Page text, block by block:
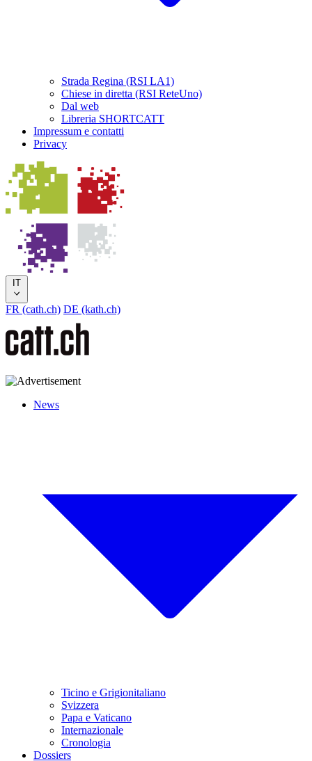
Strada Regina (RSI LA1)
Chiese in diretta (RSI ReteUno)
Dal web
Libreria SHORTCATT
Impressum e contatti
Privacy
IT
FR (cath.ch) DE (kath.ch)
News
Ticino e Grigionitaliano
Svizzera
Papa e Vaticano
Internazionale
Cronologia
Dossiers